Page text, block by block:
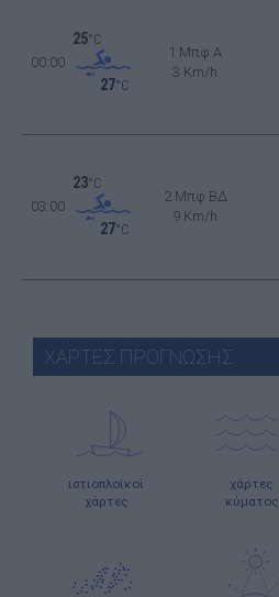
00:00
25°C
27°C
1 Μπφ Α
3 Km/h
03:00
23°C
27°C
2 Μπφ ΒΔ
9 Km/h
ΧΑΡΤΕΣ ΠΡΟΓΝΩΣΗΣ
ιστιοπλοϊκοί
χάρτες
χάρτες
κύματος